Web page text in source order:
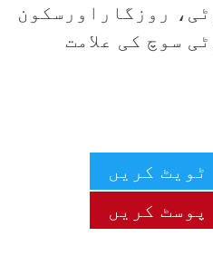
روزگاراورسکون
سوچ کی علامت
ٹویٹ کریں
پوسٹ کریں